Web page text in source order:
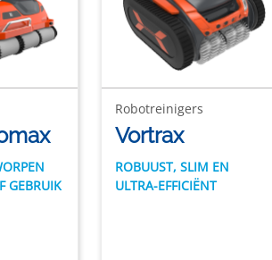
GEBRUIK
Robotreinigers
Vortrax
ROBUUST, SLIM EN
ULTRA-EFFICIËNT